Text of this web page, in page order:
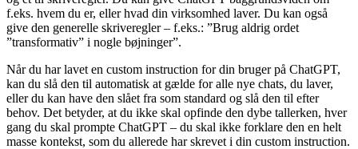
f.eks. hvem du er, eller hvad din virksomhed laver. Du kan også
give den generelle skriveregler – f.eks.: ”Brug aldrig ordet
”transformativ” i nogle bøjninger”.
Når du har lavet en custom instruction for din bruger på ChatGPT,
kan du slå den til automatisk at gælde for alle nye chats, du laver,
eller du kan have den slået fra som standard og slå den til efter
behov. Det betyder, at du ikke skal opfinde den dybe tallerken, hver
gang du skal prompte ChatGPT – du skal ikke forklare den en helt
masse kontekst, som du allerede har skrevet i din custom instruction.